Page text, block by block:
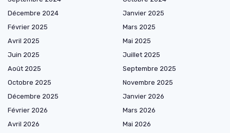
Décembre 2024
Janvier 2025
Février 2025
Mars 2025
Avril 2025
Mai 2025
Juin 2025
Juillet 2025
Août 2025
Septembre 2025
Octobre 2025
Novembre 2025
Décembre 2025
Janvier 2026
Février 2026
Mars 2026
Avril 2026
Mai 2026